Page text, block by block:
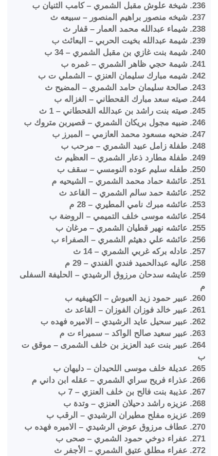
236. شيخة علوش مقبل الشمري – كامب الثنيان ب
237. شيخه منصور براهيم المنصور – سبيعه ث
238. شيماء عبدالله محمد العمار – قفار ث
239. شيمة عبدالله بخيت الحربي – البعائث ب
240. شيمة بنت غازي بن مقبل الشمري – 34 ب
241. شيمة حجي ظاهر الشمري – غمره ب
242. شيمه مبارك سليمان العنزي – الشملي ت ب
243. صالحة سليمان حامد الشمري – المضيح ث
244. صيته سعد مبارك القحطاني – الغزاله ب
245. صيته بنت راشد بن عبدالله القحطاني – 1 ث
246. ضبيه مجول بريكان الشمري – قصيربن متروك ب
247. ضحيه مسعود محمد العازمي – المبرز ب
248. طفلة زامل عبيد الشمري – مرحب ب
249. طفلة مطارد ذعار الشمري – العظيم ث
250. طفله سليم عوده النومسي – سقف ب
251. عائشة حماد محمد الشمري – الشيحيه م
252. عائشة حمد سالم الشمري – القاعد ث
253. عائشه مبرك نامي المطيري – 28 م
254. عائشه موسى خلف التميمي – الروضة ب
255. عائشه نهير قطيان الشمري – مرغان ب
256. عائشه علي دهيثم الشمري – الصفراء ب
257. عادله بركه غربي الشمري – 14 ث
258. عاليه عبدالحميد فندي الفندي – 29 م
259. عايشه سدحان مرزوق الرشيدي – الحليفة السفلى
م
260. عبير حمود زيد العبوش – الكهيفيه ب
261. عبير خالد فوزان الفوزان – القاعد ث
262. عبير سحيل عايد الرشيدي – الاميره فهده ب
263. عبير سعيد صالح الواكد – سميراء ت م
264. عبير بنت عبد العزيز بن خلف الشمرى – موقق ت
ب
265. عديلة خلف موسى اللحيدان – دليهان ب
266. عذراء فريح سراي الشمري – عقله ابن داني م
267. عذيبة بنت فالح بن خلف العنزي – 7 ب
268. عزيزه راشد دحيلان العنزي – وتدة ب
269. عزيزه مفلح مطيران الرشيدي – الرقب ب
270. عطاف مرزوق عوض الرشيدي – الاميره فهده ب
271. عفراء دوخي حمود الشمري – صحى ب
272. عفراء مطلق عتيق الشمري – الأجفر ث